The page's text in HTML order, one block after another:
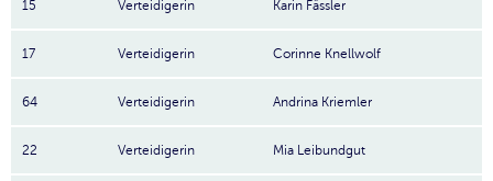
15 Verteidigerin Karin Fässler
17 Verteidigerin Corinne Knellwolf
64 Verteidigerin Andrina Kriemler
22 Verteidigerin Mia Leibundgut